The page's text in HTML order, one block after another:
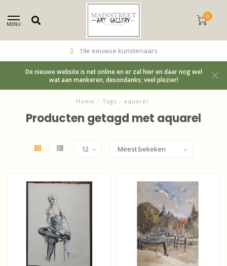
MENU
0
19e eeuwse kunstenaars
De nieuwe website is net online en er zal hier en daar nog wel
wat aan mankeren, desondanks; veel plezier!
Home / Tags / aquarel
Producten getagd met aquarel